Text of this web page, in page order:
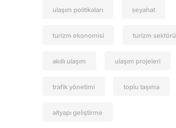
ulaşım politikaları seyahat
turizm ekonomisi turizm sektörü
akıllı ulaşım ulaşım projeleri
trafik yönetimi toplu taşıma
altyapı geliştirme